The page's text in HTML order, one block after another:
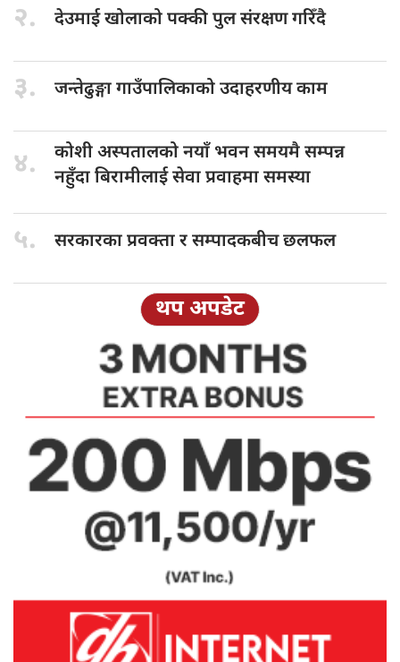
२. देउमाई खोलाकोपक्की पुल संरक्षण गरिँदै
३. जन्तेढुङ्गा गाउँपालिकाकोउदाहरणीय काम
४. कोशी अस्पतालकोनयाँ भवन समयमै सम्पन्न
नहुँदा बिरामीलाई सेवा प्रवाहमा समस्या
५. सरकारका प्रवक्तार सम्पादकबीच छलफल
थप अपडेट